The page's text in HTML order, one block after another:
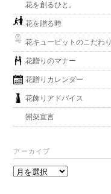
花を創るひと。
花を贈る時
花キューピットのこだわり
花贈りのマナー
花贈りカレンダー
花飾りアドバイス
開架宣言
アーカイブ
ア